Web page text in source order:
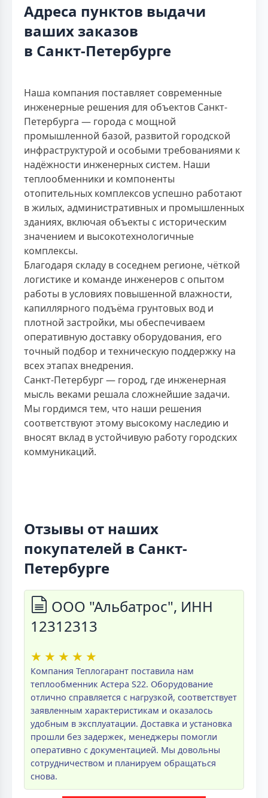
Адреса пунктов выдачи
ваших заказов
в Санкт-Петербурге
Наша компания поставляет современные
инженерные решения для объектов Санкт-
Петербурга — города с мощной
промышленной базой, развитой городской
инфраструктурой и особыми требованиями к
надёжности инженерных систем. Наши
теплообменники и компоненты
отопительных комплексов успешно работают
в жилых, административных и промышленных
зданиях, включая объекты с историческим
значением и высокотехнологичные
комплексы.
Благодаря складу в соседнем регионе, чёткой
логистике и команде инженеров с опытом
работы в условиях повышенной влажности,
капиллярного подъёма грунтовых вод и
плотной застройки, мы обеспечиваем
оперативную доставку оборудования, его
точный подбор и техническую поддержку на
всех этапах внедрения.
Санкт-Петербург — город, где инженерная
мысль веками решала сложнейшие задачи.
Мы гордимся тем, что наши решения
соответствуют этому высокому наследию и
вносят вклад в устойчивую работу городских
коммуникаций.
Отзывы от наших
покупателей в Санкт-
Петербурге
ООО "Альбатрос", ИНН
12312313
★ ★ ★ ★ ★
Компания Теплогарант поставила нам
теплообменник Астера S22. Оборудование
отлично справляется с нагрузкой, соответствует
заявленным характеристикам и оказалось
удобным в эксплуатации. Доставка и установка
прошли без задержек, менеджеры помогли
оперативно с документацией. Мы довольны
сотрудничеством и планируем обращаться
снова.